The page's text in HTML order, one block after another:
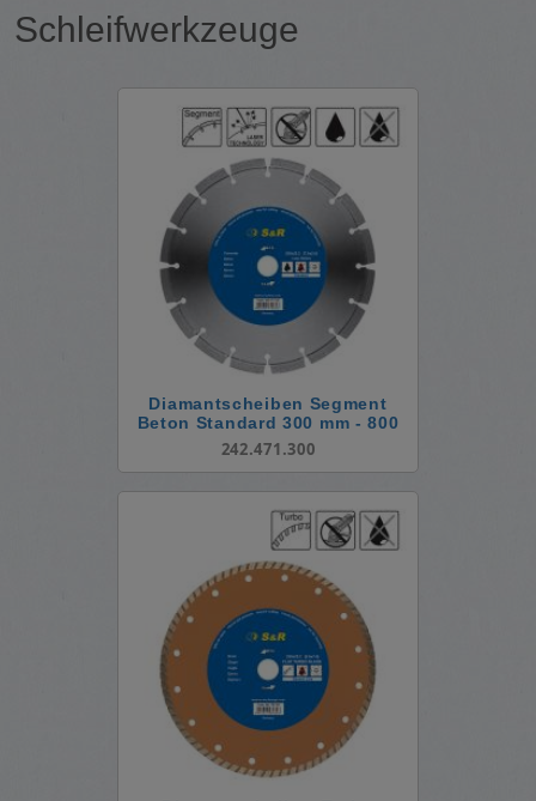
Schleifwerkzeuge
Diamantscheiben Segment
Beton Standard 300 mm - 800
mm
242.471.300